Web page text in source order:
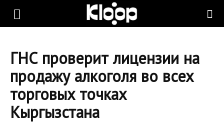
KLOOP.KG
Новости
ГНС проверит лицензии на
продажу алкоголя во всех
торговых точках
Кыргызстана